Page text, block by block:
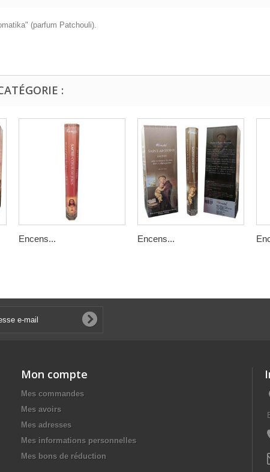
(parfum Patchouli).
:
Encens... Encens...
Mon compte
Mes commandes
Mes avoirs
Mes adresses
Mes informations personnelles
Mes bons de réduction